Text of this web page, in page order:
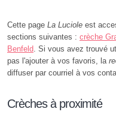
Cette page La Luciole est
sections suivantes : crèche
Benfeld. Si vous avez trouvé
pas l'ajouter à vos favoris, la
diffuser par courriel à vos
Crèches à proximité